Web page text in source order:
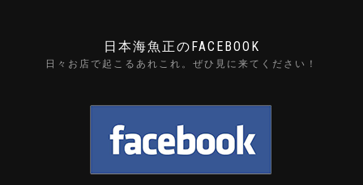
日本海魚正のFACEBOOK
日々お店で起こるあれこれ。ぜひ見に来てください！